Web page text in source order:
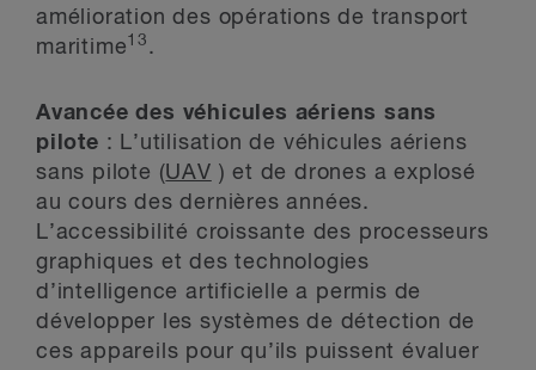
amélioration des opérations de transport
maritime13 .
Avancée des véhicules aériens sans
pilote : L’utilisation de véhicules aériens
sans pilote (UAV ) et de drones a explosé
au cours des dernières années.
L’accessibilité croissante des processeurs
graphiques et des technologies
d’intelligence artificielle a permis de
développer les systèmes de détection de
ces appareils pour qu’ils puissent évaluer